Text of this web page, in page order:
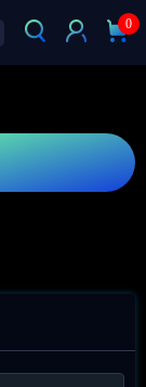
0